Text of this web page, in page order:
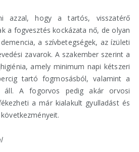
azzal, hogy a tartós, visszatérő
a fogvesztés kockázata nő, de olyan
a szívbetegségek, az ízületi
zavarok. A szakember szerint a
amely minimum napi kétszeri
tartó fogmosásból, valamint a
áll. A fogorvos pedig akár orvosi
a már kialakult gyulladást és